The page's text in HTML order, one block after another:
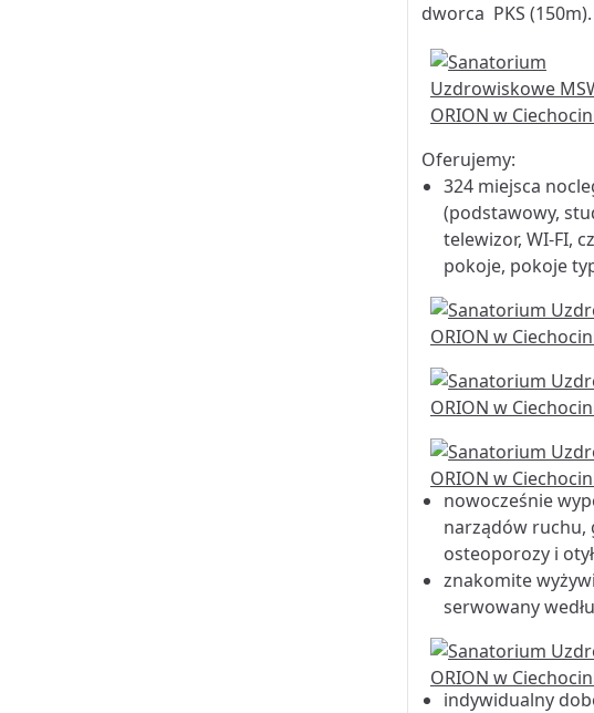
dworca PKS (150m).
Oferujemy:
324 miejsca
(podstawowy,
telewizor, WI-FI,
pokoje, pokoje
nowocześnie
narządów ruchu,
osteoporozy i
znakomite
serwowany
indywidualny